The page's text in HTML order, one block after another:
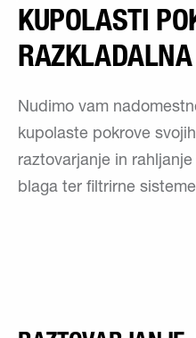
KUPOLASTI
Nudimo vam
kupolaste pokrove
raztovarjanje in
blaga ter filtrirne